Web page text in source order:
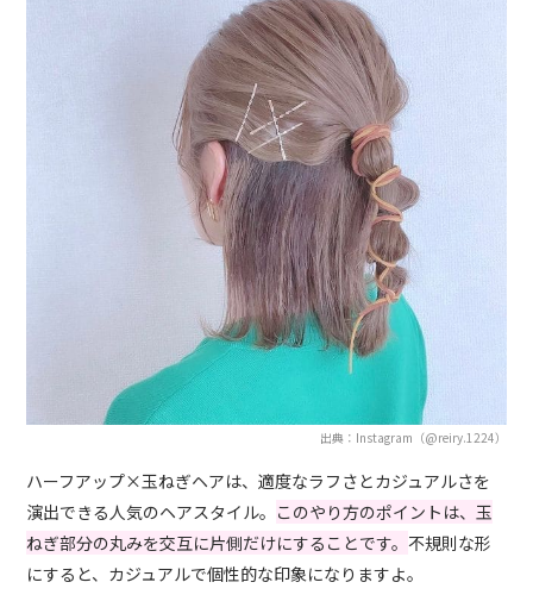
出典：Instagram（@reiry.1224）
ハーフアップ×玉ねぎヘアは、適度なラフさとカジュアルさを
演出できる人気のヘアスタイル。 このやり方のポイントは、玉
ねぎ部分の丸みを交互に片側だけにすることです。不規則な形
にすると、カジュアルで個性的な印象になりますよ。